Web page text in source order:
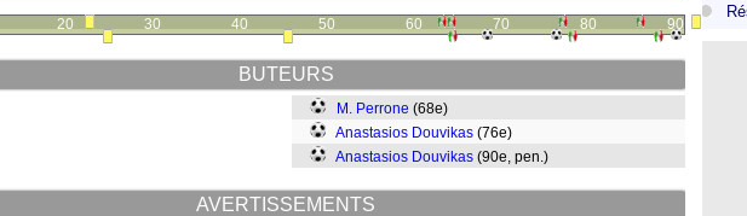
20 30 40 50 60 70 80 90
BUTEURS
M. Perrone (68e)
Anastasios Douvikas (76e)
Anastasios Douvikas (90e, pen.)
AVERTISSEMENTS